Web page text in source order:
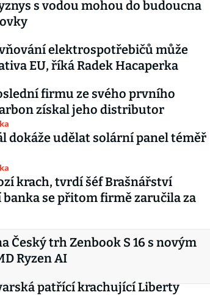
s vodou mohou do budoucna
elektrospotřebičů může
EU, říká Radek Hacaperka
firmu ze svého prvního
získal jeho distributor
dokáže udělat solární panel téměř
krach, tvrdí šéf Brašnářství
se přitom firmě zaručila za
Český trh Zenbook S 16 s novým
Ryzen AI
patřící krachující Liberty